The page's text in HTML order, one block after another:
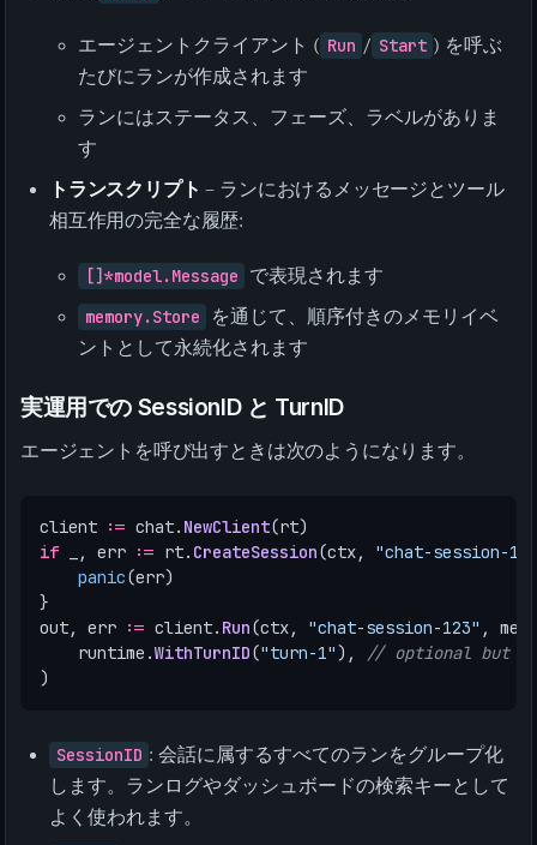
エージェントクライアント ( Run / Start ) を呼ぶ
たびにランが作成されます
ランにはステータス、フェーズ、ラベルがありま
す
トランスクリプト – ランにおけるメッセージとツール
相互作用の完全な履歴:
[]*model.Message
で表現されます
memory.Store
を通じて、順序付きのメモリイベ
ントとして永続化されます
実運用での SessionID と TurnID
エージェントを呼び出すときは次のようになります。
client := chat. NewClient(rt)
if
, err := rt. CreateSession(ctx,
"chat-session-
panic(err)
}
out, err := client. Run(ctx, "chat-session-123" ,
runtime .WithTurnID("turn-1"),
// optional but
)
SessionID : 会話に属するすべてのランをグループ化
します。ランログやダッシュボードの検索キーとして
よく使われます。